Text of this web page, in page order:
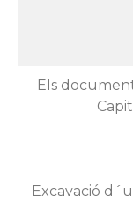
Els
Excavació